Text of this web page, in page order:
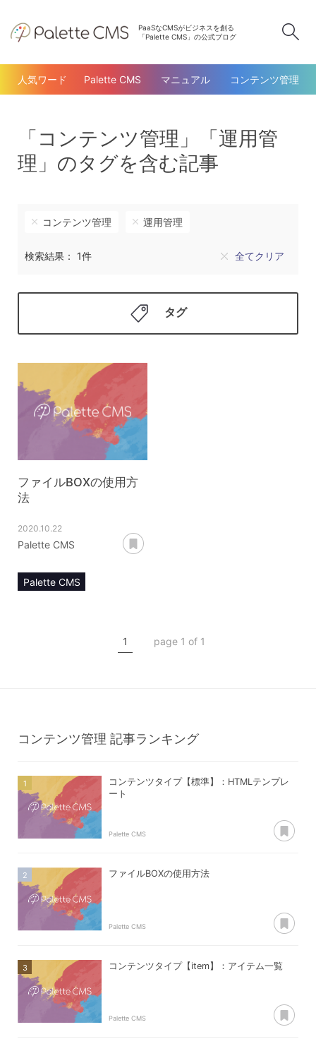
PaaSなCMSがビジネスを創る
「Palette CMS」の公式ブログ
人気ワード Palette CMS マニュアル コンテンツ管理
「コンテンツ管理」「運用管
理」のタグを含む記事
コンテンツ管理 運用管理
検索結果： 1件 全てクリア
タグ
ファイルBOXの使用方
法
2020.10.22
Palette CMS
Palette CMS
1 page 1 of 1
コンテンツ管理 記事ランキング
コンテンツタイプ【標準】：HTMLテンプレ
ート
Palette CMS
ファイルBOXの使用方法
Palette CMS
コンテンツタイプ【item】：アイテム一覧
Palette CMS